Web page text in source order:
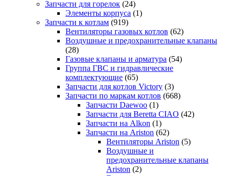
Запчасти для горелок (24)
Элементы корпуса (1)
Запчасти к котлам (919)
Вентиляторы газовых котлов (62)
Воздушные и предохранительные клапаны
(28)
Газовые клапаны и арматура (54)
Группа ГВС и гидравлические
комплектующие (65)
Запчасти для котлов Victory (3)
Запчасти по маркам котлов (668)
Запчасти Daewoo (1)
Запчасти для Beretta CIAO (42)
Запчасти на Alkon (1)
Запчасти на Ariston (62)
Вентиляторы Ariston (5)
Воздушные и
предохранительные клапаны
Ariston (2)